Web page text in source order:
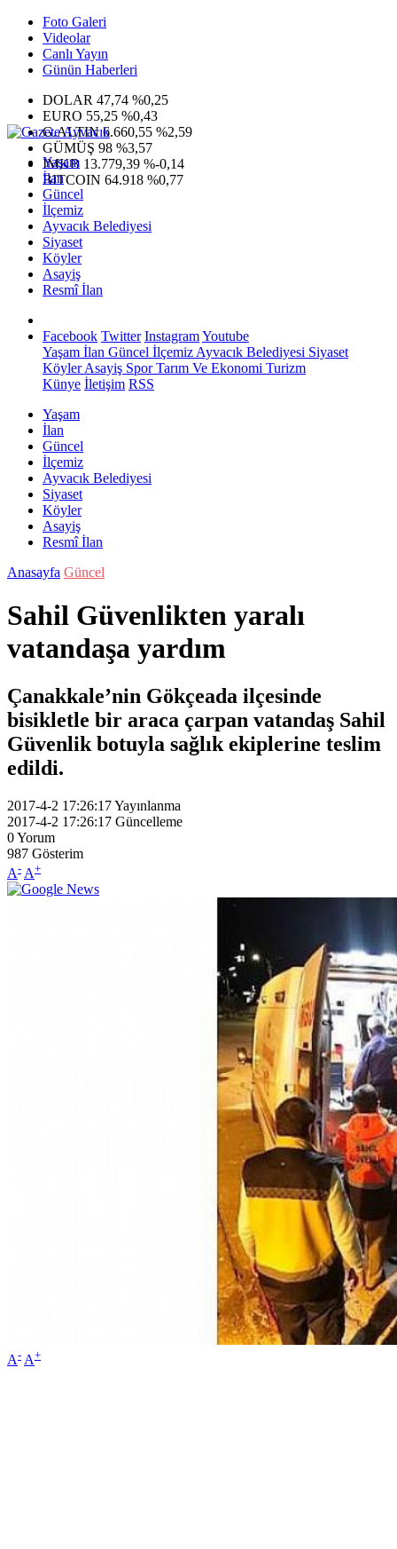
Foto Galeri
Videolar
Canlı Yayın
Günün Haberleri
DOLAR 47,74 %0,25
EURO 55,25 %0,43
G.ALTIN6.660,55 %2,59
GÜMÜŞ 98 %3,57
IMKB 13.779,39 %-0,14
BITCOIN 64.918 %0,77
Yaşam
İlan
Güncel
İlçemiz
Ayvacık Belediyesi
Siyaset
Köyler
Asayiş
Resmî İlan
Facebook Twitter InstagramYoutube
Yaşam İlan Güncel İlçemiz Ayvacık Belediyesi Siyaset
KöylerAsayiş SporTarım Ve Ekonomi Turizm
Künye İletişim RSS
Yaşam
İlan
Güncel
İlçemiz
Ayvacık Belediyesi
Siyaset
Köyler
Asayiş
Resmî İlan
Anasayfa Güncel
Sahil Güvenlikten yaralı
vatandaşa yardım
Çanakkale’nin Gökçeada ilçesinde
bisikletle bir araca çarpan vatandaş Sahil
Güvenlik botuyla sağlık ekiplerine teslim
edildi.
2017-4-2 17:26:17Yayınlanma
2017-4-2 17:26:17 Güncelleme
0Yorum
987 Gösterim
A- A+
A- A+